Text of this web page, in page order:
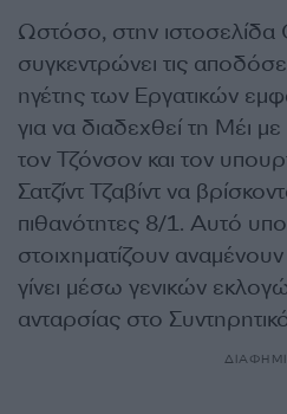
Ωστόσο, στην
συγκεντρώνει τις
ηγέτης των Εργατικών
για να διαδεχθεί τη Μέι
τον Τζόνσον και τον
Σατζίντ Τζαβίντ να
πιθανότητες 8/1. Αυτό
στοιχηματίζουν
γίνει μέσω γενικών
ανταρσίας στο